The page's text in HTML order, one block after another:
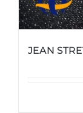
JEAN